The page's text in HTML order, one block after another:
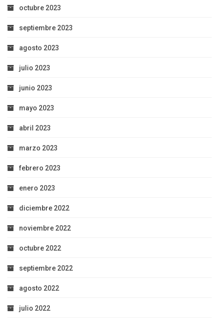
octubre 2023
septiembre 2023
agosto 2023
julio 2023
junio 2023
mayo 2023
abril 2023
marzo 2023
febrero 2023
enero 2023
diciembre 2022
noviembre 2022
octubre 2022
septiembre 2022
agosto 2022
julio 2022